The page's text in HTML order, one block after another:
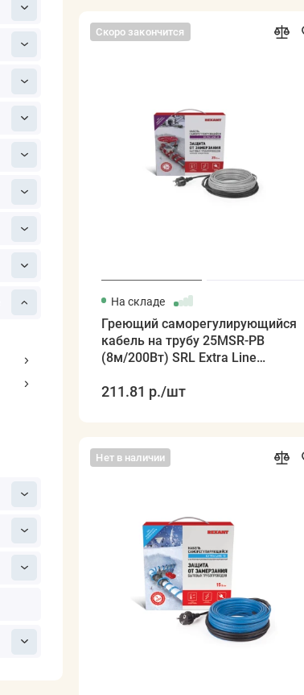
Скоро закончится
На складе
Греющий саморегулирующийся
кабель на трубу 25MSR-PB
(8м/200Вт) SRL Extra Line
211.81 р./шт
Нет в наличии